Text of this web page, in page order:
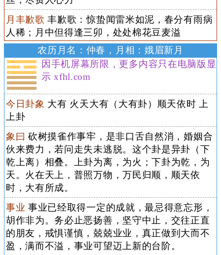
月丰歉歌 丰歉歌：惊蛰闻雷米如泥，春分有雨病
人稀；月中但得逢三卯，处处棉花豆麦溢
农历月名：仲春，月相：娥眉新月
因手机屏幕所限，更多内容只在电脑版显
示 xfhl.com
今日卦象 大有 火天大有（大有卦）顺天依时 上
上卦
象曰 砍树摸雀作事牢，是非口舌自然消，婚姻合
伙来费力，若问走失未逃脱。这个卦是异卦（下
乾上离）相叠。上卦为离，为火；下卦为乾，为
天。火在天上，普照万物，万民归顺，顺天依
时，大有所成。
事业 事业已经取得一定的成就，最忌得意忘形，
胡作非为。务必止恶扬善，坚守中止，交往正直
的朋友，戒惧谨慎，兢兢业业，真正做到大而不
盈，满而不溢，事业可望迈上新的台阶。